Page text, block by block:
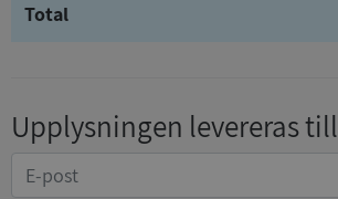
Total
Upplysningen levereras till